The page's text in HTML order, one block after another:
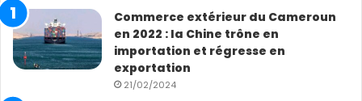
Commerce extérieur du Cameroun
en 2022 : la Chine trône en
importation et régresse en
exportation
21/02/2024